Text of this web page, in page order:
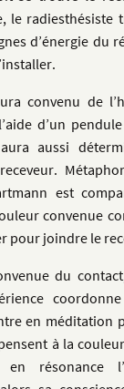
le radiesthésiste
d’énergie du
convenu de
d’un
aussi
est
convenue
pour joindre le
du
en méditation
à la
en résonance